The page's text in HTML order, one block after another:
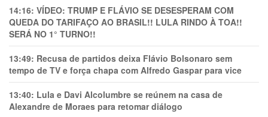
14:16: VÍDEO: TRUMP E FLÁVIO SE DESESPERAM COM
QUEDA DO TARIFAÇO AO BRASIL!! LULA RINDO À TOA!!
SERÁ NO 1° TURNO!!
13:49: Recusa de partidos deixa Flávio Bolsonaro sem
tempo de TV e força chapa com Alfredo Gaspar para vice
13:40: Lula e Davi Alcolumbre se reúnem na casa de
Alexandre de Moraes para retomar diálogo